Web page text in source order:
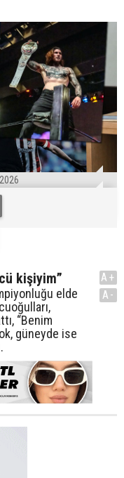
kişiyim”
elde
“Benim
güneyde ise
A+
A-